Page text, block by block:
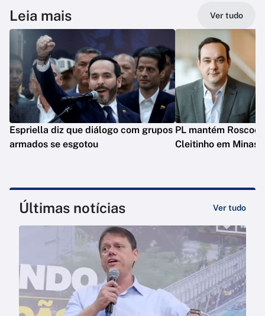
Leia mais Ver tudo
Espriella diz que diálogo com grupos
armados se esgotou
PL mantém Roscoe
Cleitinho em Minas
Últimas notícias Ver tudo